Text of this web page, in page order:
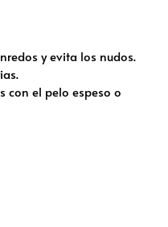
y evita los nudos.
con el pelo espeso o